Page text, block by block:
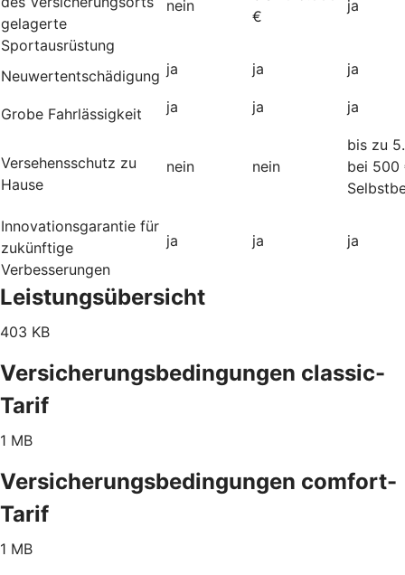
gelagerte
Sportausrüstung
nein
€
ja
Neuwertentschädigung ja ja ja
Grobe Fahrlässigkeit ja ja ja
Versehensschutz zu
Hause
nein nein
bis zu
bei 500
Innovationsgarantie für
zukünftige
Verbesserungen
ja ja ja
Leistungsübersicht
403 KB
Versicherungsbedingungen classic-
Tarif
1 MB
Versicherungsbedingungen comfort-
Tarif
1 MB